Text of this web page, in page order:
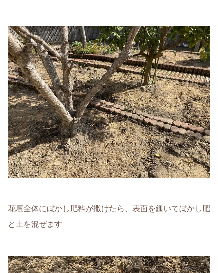
花壇全体にぼかし肥料が撒けたら、表面を鋤いてぼかし肥
と土を混ぜます